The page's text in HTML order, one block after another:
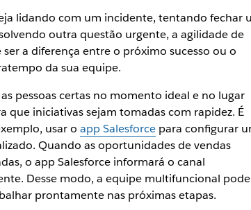
lidando com um incidente, tentando fechar
outra questão urgente, a agilidade de
ser a diferença entre o próximo sucesso ou o
da sua equipe.
pessoas certas no momento ideal e no lugar
que iniciativas sejam tomadas com rapidez. É
usar o app Salesforcepara configurar
Quando as oportunidades de vendas
o app Salesforce informará o canal
Desse modo, a equipe multifuncional
prontamente nas próximas etapas.